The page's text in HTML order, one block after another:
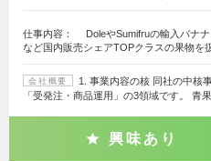
仕事内容： DoleやSumifruの輸入バナナ
など国内販売シェアTOPクラスの果物を
会社概要
1. 事業内容の核 同社の中核
「受発注・商品運用」の3領域です。 青
興味あり